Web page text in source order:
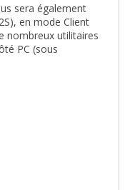
sera également
en mode Client
nombreux utilitaires
PC (sous